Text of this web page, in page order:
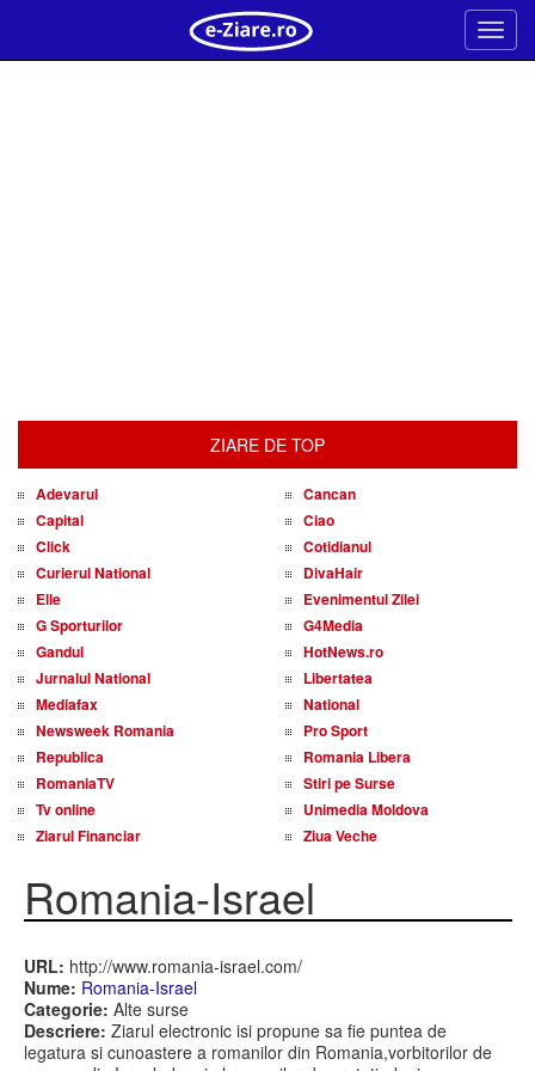
Meniu
ZIARE DE TOP
Adevarul
Cancan
Capital
Ciao
Click
Cotidianul
Curierul National
DivaHair
Elle
Evenimentul Zilei
G Sporturilor
G4Media
Gandul
HotNews.ro
Jurnalul National
Libertatea
Mediafax
National
Newsweek Romania
Pro Sport
Republica
Romania Libera
RomaniaTV
Stiri pe Surse
Tv online
Unimedia Moldova
Ziarul Financiar
Ziua Veche
Romania-Israel
URL: http://www.romania-israel.com/
Nume: Romania-Israel
Categorie: Alte surse
Descriere: Ziarul electronic isi propune sa fie puntea de
legatura si cunoastere a romanilor din Romania,vorbitorilor de